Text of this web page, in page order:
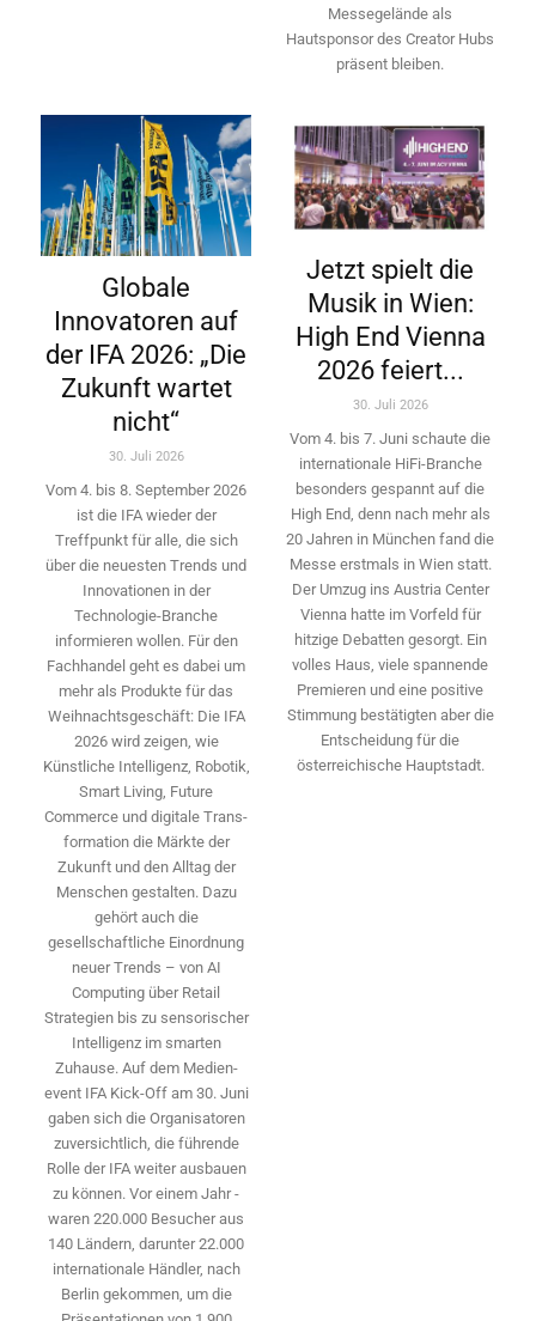
Messegelände als
Hautsponsor des Creator Hubs
präsent bleiben.
Globale
Innovatoren auf
der IFA 2026: „Die
Zukunft wartet
nicht“
30. Juli 2026
Vom 4. bis 8. September 2026
ist die IFA wieder der
Treffpunkt für alle, die sich
über die neuesten Trends und
Innovationen in der
Technologie-­Branche
informieren wollen. Für den
Fachhandel geht es dabei um
mehr als Produkte für das
Weihnachtsgeschäft: Die IFA
2026 wird ­zeigen, wie
Künstliche Intelligenz, Robotik,
Smart Living, Future
Commerce und digitale Trans­
formation die Märkte der
Zukunft und den Alltag der
Menschen gestalten. Dazu
gehört auch die
gesellschaftliche Einordnung
neuer Trends – von AI
Computing über Retail
Strategien bis zu sensorischer
Intelligenz im smarten
Zuhause. Auf dem Medien­
event IFA Kick-Off am 30. Juni
gaben sich die Organisatoren
zuversichtlich, die führende
Rolle der IFA weiter ausbauen
zu können. Vor einem Jahr ­
waren 220.000 Besucher aus
140 ­Ländern, ­darunter 22.000
internationale Händler, nach
Berlin gekommen, um die
Jetzt spielt die
Musik in Wien:
High End Vienna
2026 feiert...
30. Juli 2026
Vom 4. bis 7. Juni schaute die
internationale HiFi-Branche
besonders gespannt auf die
High End, denn nach mehr als
20 Jahren in München fand die
Messe erstmals in Wien statt.
Der Umzug ins Austria Center
Vienna hatte im Vorfeld für
hitzige Debatten gesorgt. Ein
volles Haus, viele spannende
Premieren und eine positive
Stimmung bestätigten aber die
Entscheidung für die
österreichische Hauptstadt.